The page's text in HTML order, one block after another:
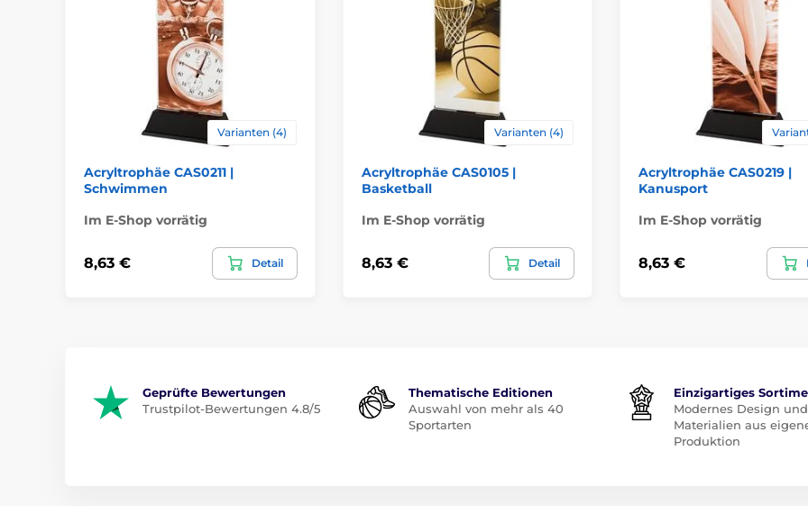
Varianten (4)
Acryltrophäe CAS0211 |
Schwimmen
Im E-Shop vorrätig
8,63 € Detail
Varianten (4)
Acryltrophäe CAS0105 |
Basketball
Im E-Shop vorrätig
8,63 € Detail
Acryltrophäe CAS0219 |
Kanusport
Im E-Shop vorrätig
8,63 €
Geprüfte Bewertungen
Trustpilot-Bewertungen 4.8/5
Thematische Editionen
Auswahl von mehr als 40
Sportarten
Einzigartiges
Modernes Design und
Materialien aus
Produktion